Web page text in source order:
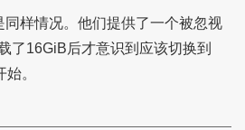
同样情况。他们提供了一个被忽视
了16GiB后才意识到应该切换到
。